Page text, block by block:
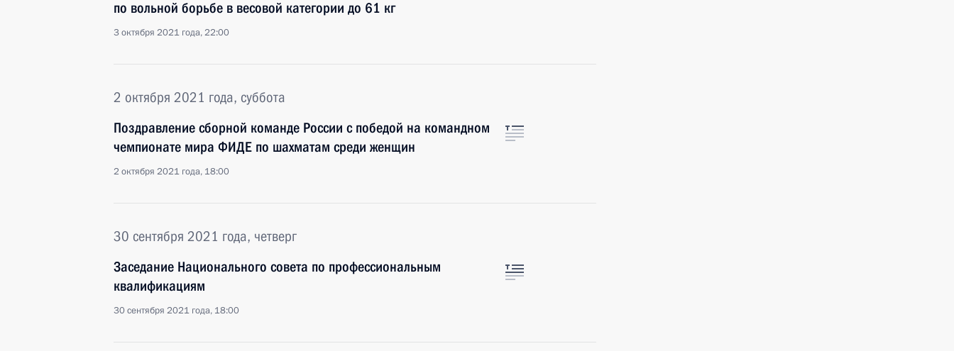
по вольной борьбе в весовой категории до 61 кг
3 октября 2021 года, 22:00
2 октября 2021 года, суббота
Поздравление cборной команде России с победой на командном
чемпионате мира ФИДЕ по шахматам среди женщин
2 октября 2021 года, 18:00
30 сентября 2021 года, четверг
Заседание Национального совета по профессиональным
квалификациям
30 сентября 2021 года, 18:00